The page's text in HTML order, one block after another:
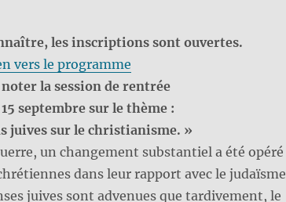
les inscriptions sont ouvertes.
vers le programme
la session de rentrée
15 septembre sur le thème :
juives sur le christianisme. »
un changement substantiel a été opéré
dans leur rapport avec le judaïsme
juives sont advenues que tardivement, le